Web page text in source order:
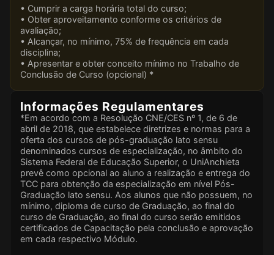
• Cumprir a carga horária total do curso;
• Obter aproveitamento conforme os critérios de
avaliação;
• Alcançar, no mínimo, 75% de frequência em cada
disciplina;
• Apresentar e obter conceito mínimo no Trabalho de
Conclusão de Curso (opcional) *
Informações Regulamentares
*Em acordo com a Resolução CNE/CES nº 1, de 6 de
abril de 2018, que estabelece diretrizes e normas para a
oferta dos cursos de pós-graduação lato sensu
denominados cursos de especialização, no âmbito do
Sistema Federal de Educação Superior, o UniAnchieta
prevê como opcional ao aluno a realização e entrega do
TCC para obtenção da especialização em nível Pós-
Graduação lato sensu. Aos alunos que não possuem, no
mínimo, diploma de curso de Graduação, ao final do
curso de Graduação, ao final do curso serão emitidos
certificados de Capacitação pela conclusão e aprovação
em cada respectivo Módulo.